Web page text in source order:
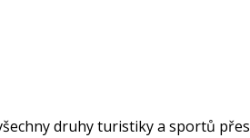
druhy turistiky a sportů přes